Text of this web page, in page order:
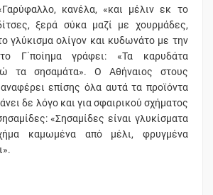
κανέλα, «και μέλιν εκ το
ξερά σύκα μαζί με χουρμάδες,
γλύκισμα ολίγον και κυδωνάτο με την
Γ΄ποίημα γράφει: «Τα καρυδάτα
τα σησαμάτα». Ο Αθήναιος στους
επίσης όλα αυτά τα προϊόντα
δε λόγο και για σφαιρικού σχήματος
«Σησαμίδες είναι γλυκίσματα
καμωμένα από μέλι, φρυγμένα